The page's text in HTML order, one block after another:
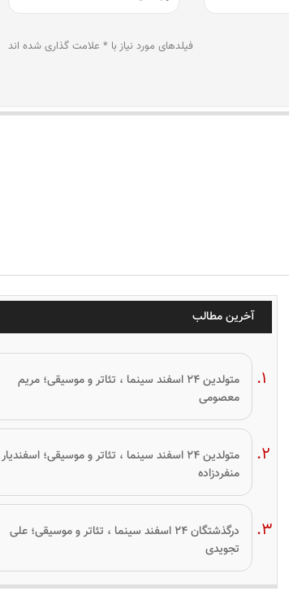
فیلدهای مورد نیاز با * علامت گذاری شده اند
آخرین مطالب
متولدین ۲۴ اسفند سینما ، تئاتر و موسیقی؛ مریم
معصومی
متولدین ۲۴ اسفند سینما ، تئاتر و موسیقی؛ اسفندیار
منفردزاده
درگذشتگان ۲۴ اسفند سینما ، تئاتر و موسیقی؛ علی
تجویدی